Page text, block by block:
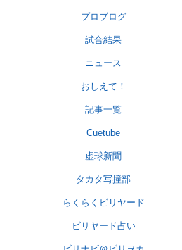
プロブログ
試合結果
ニュース
おしえて！
記事一覧
Cuetube
虚球新聞
タカタ写撞部
らくらくビリヤード
ビリヤード占い